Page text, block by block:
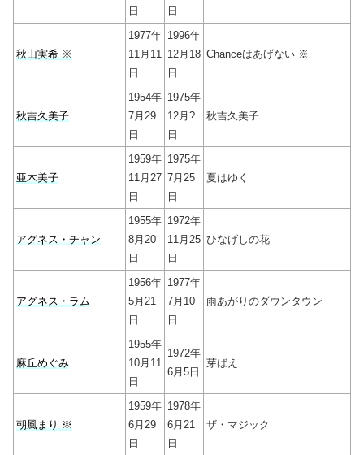
日
日
秋山実希 ※
1977年
11月11
日
1996年
12月18
日
Chanceはあげない ※
秋吉久美子
1954年
7月29
日
1975年
12月?
日
秋吉久美子
亜木美子
1959年
11月27
日
1975年
7月25
日
夏はゆく
アグネス・チャン
1955年
8月20
日
1972年
11月25
日
ひなげしの花
アグネス・ラム
1956年
5月21
日
1977年
7月10
日
雨あがりのダウンタウン
麻丘めぐみ
1955年
10月11
日
1972年
6月5日
芽ばえ
朝風まり ※
1959年
6月29
日
1978年
6月21
日
ザ・マジック